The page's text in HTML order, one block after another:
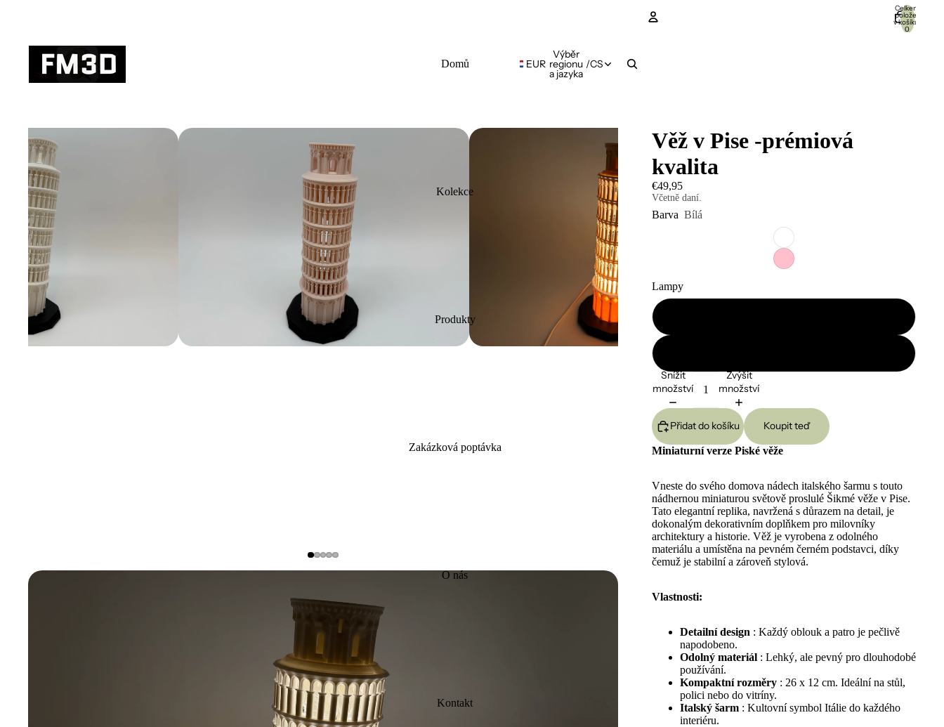
Domů
Kolekce
Produkty
Zakázková poptávka
O nás
Kontakt
EUR
Výběr
regionu
a jazyka
/CS
Celkem
položek
v košíku:
0
Věž v Pise -prémiová
kvalita
€49,95
Včetně daní.
Barva Bílá
Lampy
Snížit
množství
Zvýšit
množství
Přidat do košíku Koupit teď
Miniaturní verze Piské věže
Vneste do svého domova nádech italského šarmu s touto
nádhernou miniaturou světově proslulé Šikmé věže v Pise.
Tato elegantní replika, navržená s důrazem na detail, je
dokonalým dekorativním doplňkem pro milovníky
architektury a historie. Věž je vyrobena z odolného
materiálu a umístěna na pevném černém podstavci, díky
čemuž je stabilní a zároveň stylová.
Vlastnosti:
Detailní design : Každý oblouk a patro je pečlivě
napodobeno.
Odolný materiál : Lehký, ale pevný pro dlouhodobé
používání.
Kompaktní rozměry : 26 x 12 cm. Ideální na stůl,
polici nebo do vitríny.
Italský šarm : Kultovní symbol Itálie do každého
interiéru.